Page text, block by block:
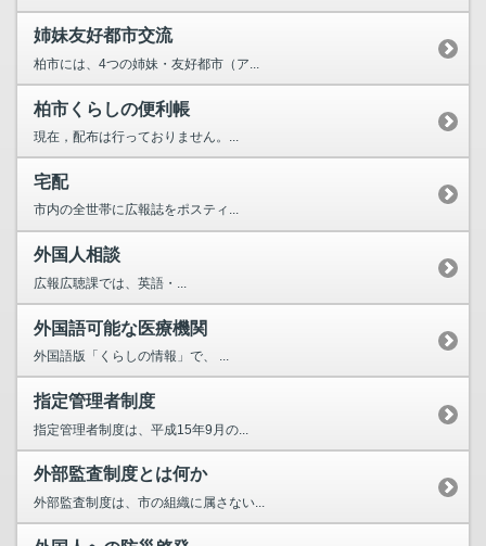
姉妹友好都市交流
柏市には、4つの姉妹・友好都市（ア...
柏市くらしの便利帳
現在，配布は行っておりません。...
宅配
市内の全世帯に広報誌をポスティ...
外国人相談
広報広聴課では、英語・...
外国語可能な医療機関
外国語版「くらしの情報」で、 ...
指定管理者制度
指定管理者制度は、平成15年9月の...
外部監査制度とは何か
外部監査制度は、市の組織に属さない...